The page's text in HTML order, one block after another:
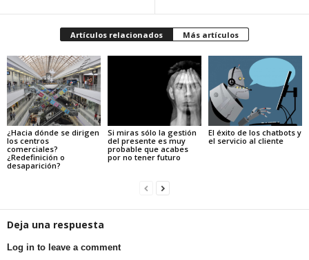
Artículos relacionados Más artículos
¿Hacia dónde se dirigen
los centros
comerciales?
¿Redefinición o
desaparición?
Si miras sólo la gestión
del presente es muy
probable que acabes
por no tener futuro
El éxito de los chatbots y
el servicio al cliente
Deja una respuesta
Log in to leave a comment